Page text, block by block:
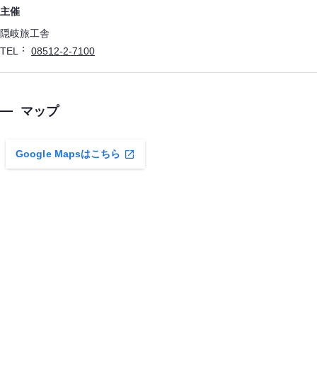
主催
隠岐旅工舎
TEL
08512-2-7100
マップ
Google Mapsはこちら